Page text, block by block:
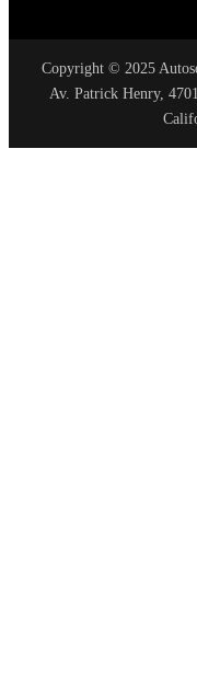
Copyright © 2025
Av. Patrick Henry,